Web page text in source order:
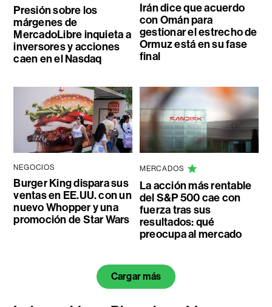
Presión sobre los
márgenes de
MercadoLibre inquieta a
inversores y acciones
caen en el Nasdaq
Irán dice que acuerdo
con Omán para
gestionar el estrecho de
Ormuz está en su fase
final
NEGOCIOS
Burger King dispara sus
ventas en EE.UU. con un
nuevo Whopper y una
promoción de Star Wars
MERCADOS
La acción más rentable
del S&P 500 cae con
fuerza tras sus
resultados: qué
preocupa al mercado
Cargar más